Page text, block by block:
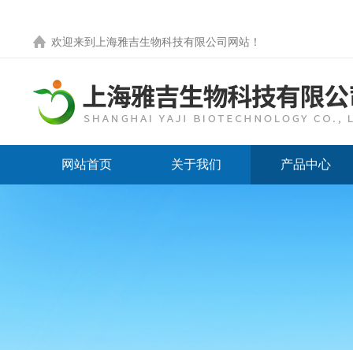
欢迎来到 上海雅吉生物科技有限公司网站 ！
网站首页 关于我们 产品中心